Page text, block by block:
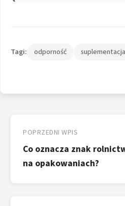
Tagi: odporność suplementacja
wpisu
POPRZEDNI WPIS
Co oznacza znak
na opakowaniach?